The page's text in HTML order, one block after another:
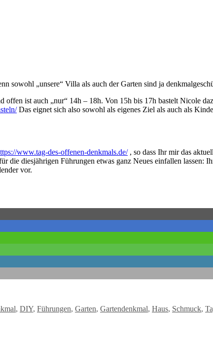
sowohl „unsere“ Villa als auch der Garten sind ja
ist auch „nur“ 14h – 18h. Von 15h bis 17h bastelt Nicole
Das eignet sich also sowohl als eigenes Ziel als auch als
www.tag-des-offenen-denkmals.de/, so dass Ihr mir das
die diesjährigen Führungen etwas ganz Neues einfallen lassen:
vor.
, DIY, Führungen, Garten, Gartendenkmal, Haus, Schmuck,